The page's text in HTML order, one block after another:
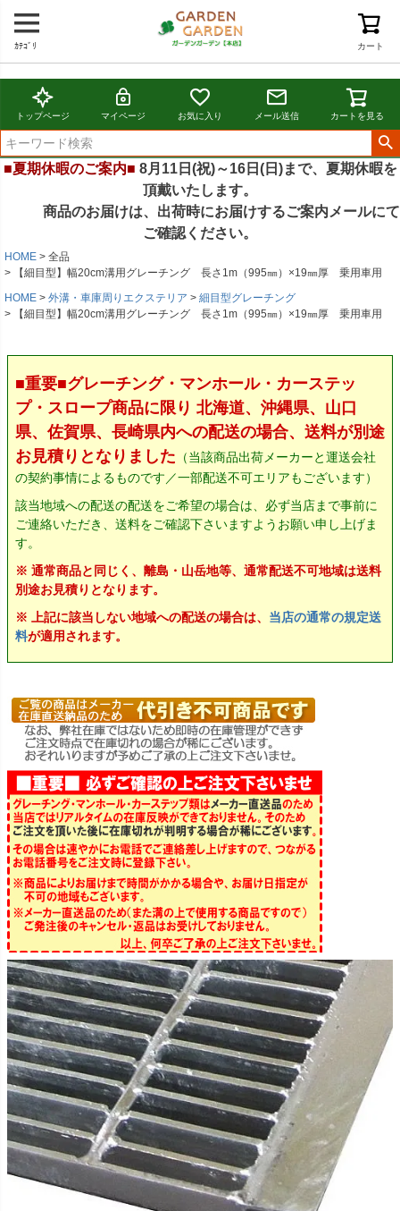
カート
ｶﾃｺﾞﾘ
トップページ マイページ お気に入り メール送信 カートを見る
■夏期休暇のご案内■ 8月11日(祝)～16日(日)まで、夏期休暇を
頂戴いたします。
商品のお届けは、出荷時にお届けするご案内メールにて
ご確認ください。
HOME
全品
【細目型】幅20cm溝用グレーチング 長さ1m（995㎜）×19㎜厚 乗用車用
HOME
外溝・車庫周りエクステリア
細目型グレーチング
【細目型】幅20cm溝用グレーチング 長さ1m（995㎜）×19㎜厚 乗用車用
■重要■グレーチング・マンホール・カーステッ
プ・スロープ商品に限り 北海道、沖縄県、山口
県、佐賀県、長崎県内への配送の場合、送料が別途
お見積りとなりました （当該商品出荷メーカーと運送会社
の契約事情によるものです／一部配送不可エリアもございます）
該当地域への配送の配送をご希望の場合は、必ず当店まで事前に
ご連絡いただき、送料をご確認下さいますようお願い申し上げま
す。
※ 通常商品と同じく、離島・山岳地等、通常配送不可地域は送料
別途お見積りとなります。
※ 上記に該当しない地域への配送の場合は、 当店の通常の規定送
料が適用されます。